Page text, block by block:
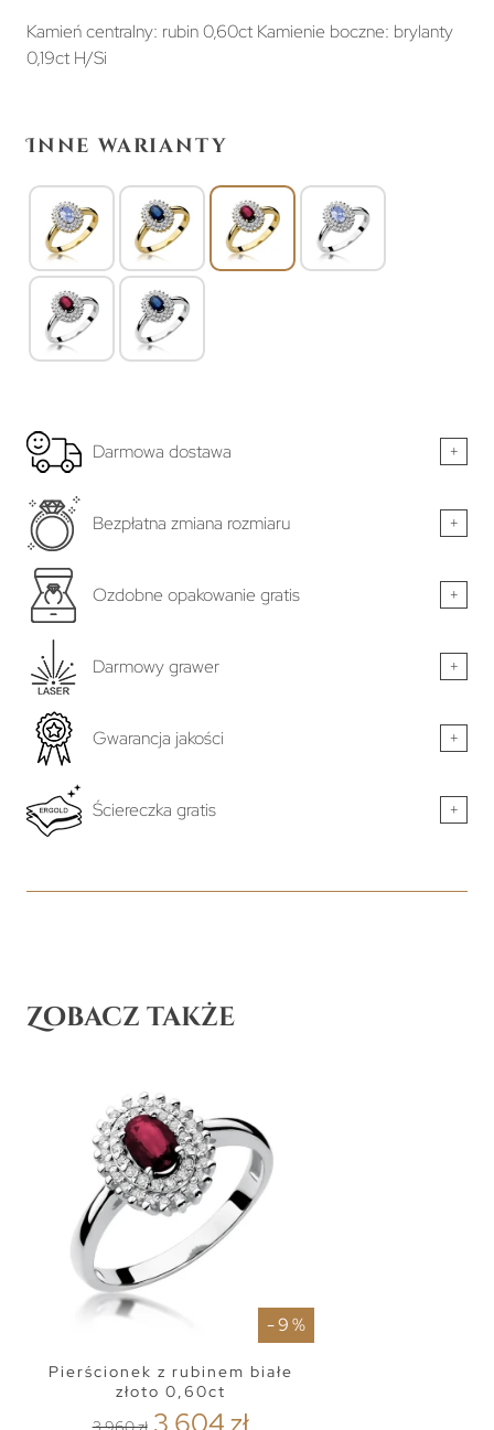
Kamień centralny: rubin 0,60ct Kamienie boczne: brylanty
0,19ct H/Si
Inne warianty
Darmowa dostawa +
Bezpłatna zmiana rozmiaru +
Ozdobne opakowanie gratis +
Darmowy grawer +
Gwarancja jakości +
Ściereczka gratis +
Zobacz także
- 9 %
Pierścionek z rubinem białe
złoto 0,60ct
3 604 zł